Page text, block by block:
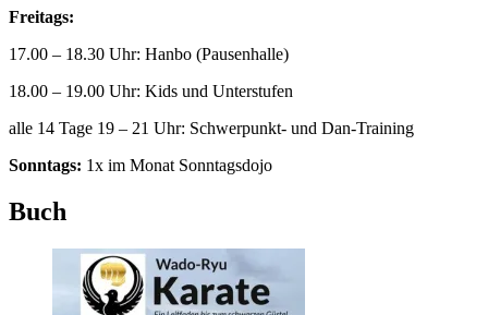
Freitags:
17.00 – 18.30 Uhr: Hanbo (Pausenhalle)
18.00 – 19.00 Uhr: Kids und Unterstufen
alle 14 Tage 19 – 21 Uhr: Schwerpunkt- und Dan-Training
Sonntags: 1x im Monat Sonntagsdojo
Buch